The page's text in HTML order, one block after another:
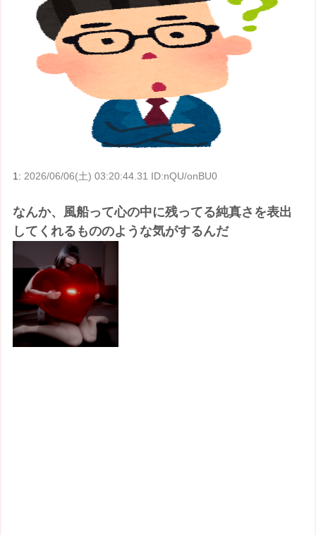
1: 2026/06/06(土) 03:20:44.31 ID:nQU/onBU0
なんか、風船って心の中に残ってる純真さを表出
してくれるもののような気がするんだ